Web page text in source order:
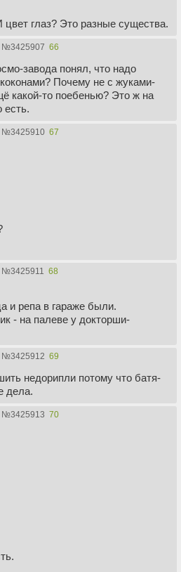
глаз? Это разные существа.
№3425907 66
завода понял, что надо
Почему не с жуками-
какой-то поебенью? Это ж на
есть.
№3425910 67
№3425911 68
и репа в гараже были.
- на палеве у докторши-
№3425912 69
недорипли потому что батя-
дела.
№3425913 70